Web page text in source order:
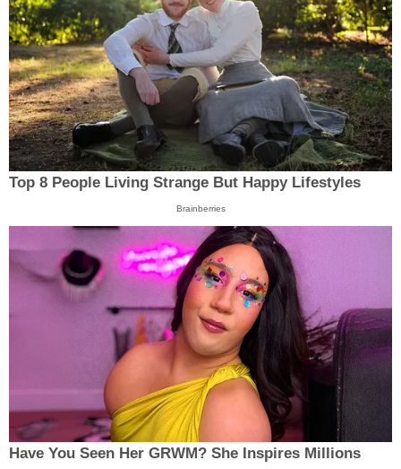
Top 8 People Living Strange But Happy Lifestyles
Brainberries
Have You Seen Her GRWM? She Inspires Millions